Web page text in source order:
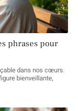
phrases pour
dans nos cœurs.
bienveillante,